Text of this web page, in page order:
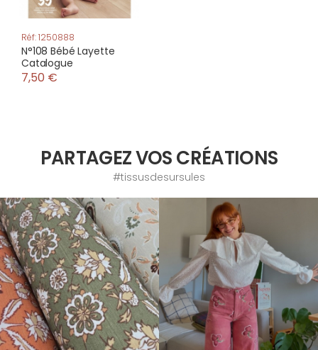
Réf: 1250888
N°108 Bébé Layette
Catalogue
7,50 €
PARTAGEZ VOS CRÉATIONS
#tissusdesursules